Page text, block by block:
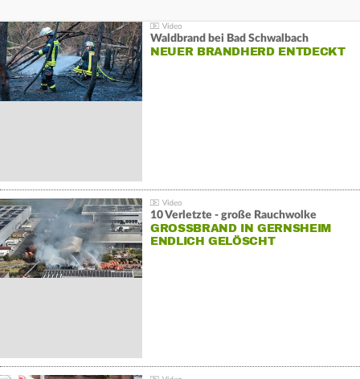
Waldbrand bei Bad Schwalbach
NEUER BRANDHERD ENTDECKT
10 Verletzte - große Rauchwolke
GROSSBRAND IN GERNSHEIM E
NDLICH GELÖSCHT